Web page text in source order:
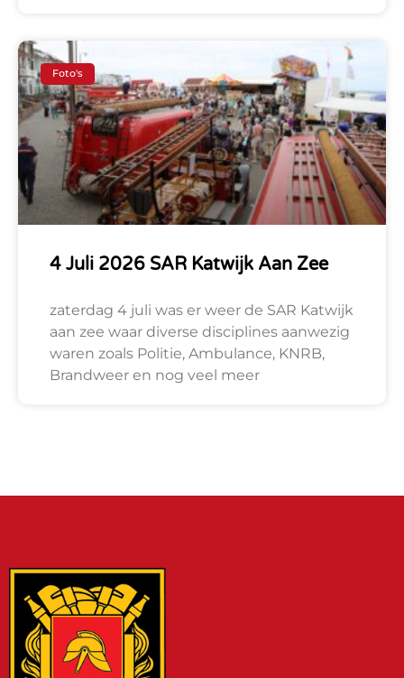
Foto's
4 Juli 2026 SAR Katwijk Aan Zee
zaterdag 4 juli was er weer de SAR Katwijk
aan zee waar diverse disciplines aanwezig
waren zoals Politie, Ambulance, KNRB,
Brandweer en nog veel meer